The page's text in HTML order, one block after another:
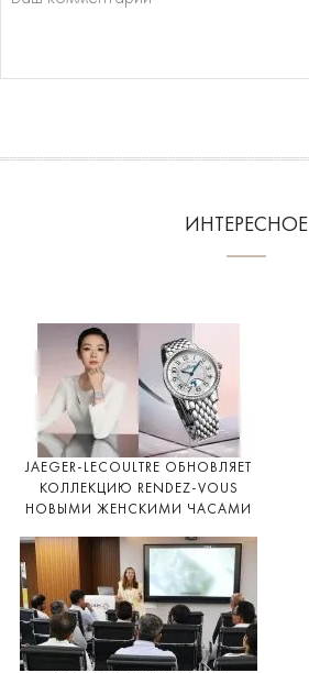
ИНТЕРЕСНОЕ
JAEGER-LECOULTRE ОБНОВЛЯЕТ
КОЛЛЕКЦИЮ RENDEZ-VOUS
НОВЫМИ ЖЕНСКИМИ ЧАСАМИ